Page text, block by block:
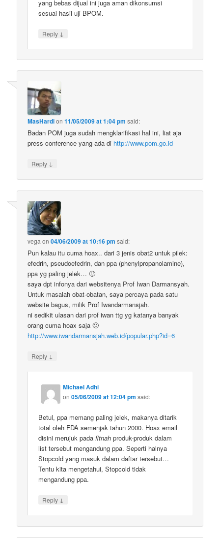
yang bebas dijual ini juga aman dikonsumsi
sesuai hasil uji BPOM.
Reply ↓
MasHardion11/05/2009 at 1:04 pm said:
Badan POM juga sudah mengklarifikasi hal ini, liat aja
press conference yang ada di http://www.pom.go.id
Reply ↓
vega on04/06/2009 at 10:16 pm said:
Pun kalau itu cuma hoax.. dari 3 jenis obat2 untuk pilek:
efedrin, pseudoefedrin, dan ppa (phenylpropanolamine),
ppa yg paling jelek… 🙂
saya dpt infonya dari websitenya Prof Iwan Darmansyah.
Untuk masalah obat-obatan, saya percaya pada satu
website bagus, milik Prof Iwandarmansjah.
ni sedikit ulasan dari prof iwan ttg yg katanya banyak
orang cuma hoax saja 🙂
http://www.iwandarmansjah.web.id/popular.php?id=6
Reply ↓
Michael Adhi
on05/06/2009 at 12:04 pm said:
Betul, ppa memang paling jelek, makanya ditarik
total oleh FDA semenjak tahun 2000. Hoax email
disini merujuk padafitnahproduk-produk dalam
list tersebut mengandung ppa. Seperti halnya
Stopcold yang masuk dalam daftar tersebut…
Tentu kita mengetahui, Stopcold tidak
mengandung ppa.
Reply ↓